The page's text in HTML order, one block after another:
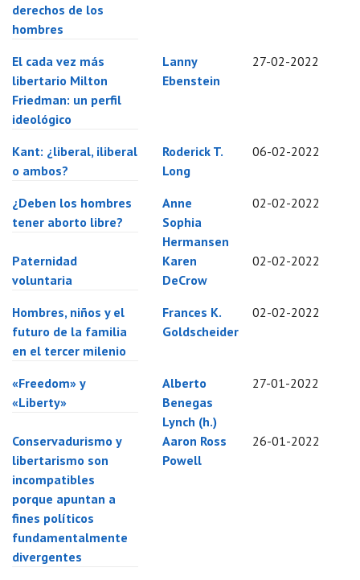
derechos de los
hombres
El cada vez más
libertario Milton
Friedman: un perfil
ideológico
Lanny
Ebenstein
27-02-2022
Kant: ¿liberal, iliberal
o ambos?
Roderick T.
Long
06-02-2022
¿Deben los hombres
tener aborto libre?
Anne
Sophia
Hermansen
02-02-2022
Paternidad
voluntaria
Karen
DeCrow
02-02-2022
Hombres, niños y el
futuro de la familia
en el tercer milenio
Frances K.
Goldscheider
02-02-2022
«Freedom» y
«Liberty»
Alberto
Benegas
Lynch (h.)
27-01-2022
Conservadurismo y
libertarismo son
incompatibles
porque apuntan a
fines políticos
fundamentalmente
divergentes
Aaron Ross
Powell
26-01-2022